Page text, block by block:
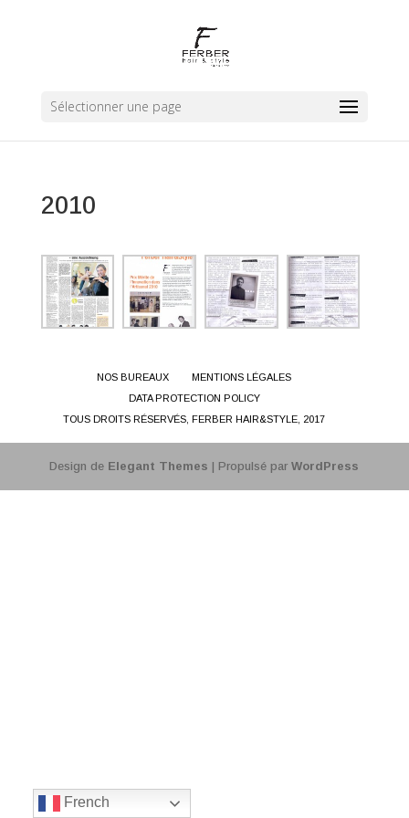
Sélectionner une page
2010
NOS BUREAUX
MENTIONS LÉGALES
DATA PROTECTION POLICY
TOUS DROITS RÉSERVÉS, FERBER HAIR&STYLE, 2017
Design de Elegant Themes | Propulsé parWordPress
French